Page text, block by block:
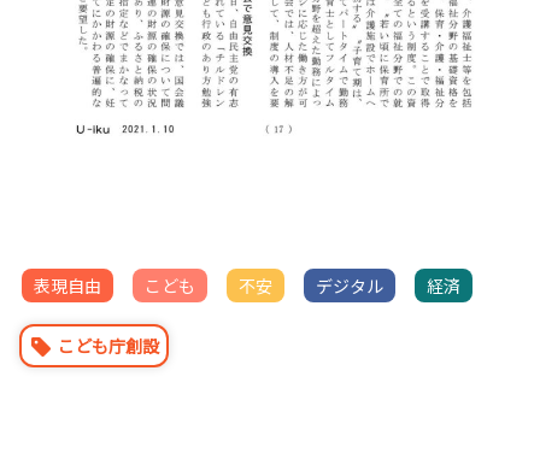
表現自由 こども 不安 デジタル 経済
こども庁創設